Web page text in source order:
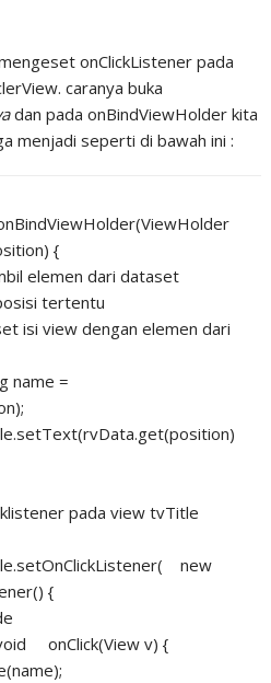
onClickListener pada
caranya buka
dan pada onBindViewHolder kita
menjadi seperti di bawah ini :
{
elemen dari dataset
tertentu
isi view dengan elemen dari
name =
pada view tvTitle
new
{
onClick(View v) {